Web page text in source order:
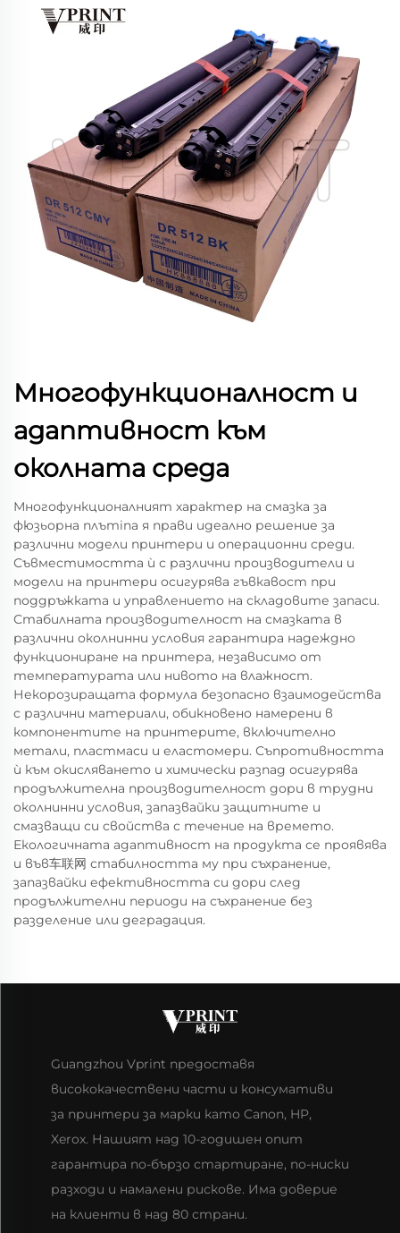
Многофункционалност и
адаптивност към
околната среда
Многофункционалният характер на смазка за
фюзьорна плътina я прави идеално решение за
различни модели принтери и операционни среди.
Съвместимостта ѝ с различни производители и
модели на принтери осигурява гъвкавост при
поддръжката и управлението на складовите запаси.
Стабилната производителност на смазката в
различни околнинни условия гарантира надеждно
функциониране на принтера, независимо от
температурата или нивото на влажност.
Некорозиращата формула безопасно взаимодейства
с различни материали, обикновено намерени в
компонентите на принтерите, включително
метали, пластмаси и еластомери. Съпротивността
ѝ към окисляването и химически разпад осигурява
продължителна производителност дори в трудни
околнинни условия, запазвайки защитните и
смазващи си свойства с течение на времето.
Екологичната адаптивност на продукта се проявява
и във车联网 стабилността му при съхранение,
запазвайки ефективността си дори след
продължителни периоди на съхранение без
разделение или деградация.
Guangzhou Vprint предоставя
висококачествени части и консумативи
за принтери за марки като Canon, HP,
Xerox. Нашият над 10-годишен опит
гарантира по-бързо стартиране, по-ниски
разходи и намалени рискове. Има доверие
на клиенти в над 80 страни.